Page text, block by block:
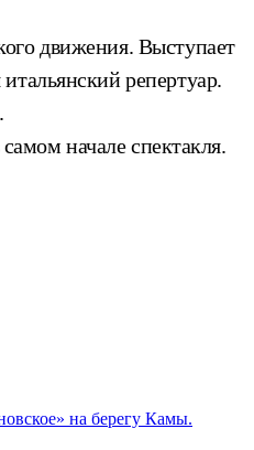
движения. Выступает
репертуар.
начале спектакля.
на берегу Камы.